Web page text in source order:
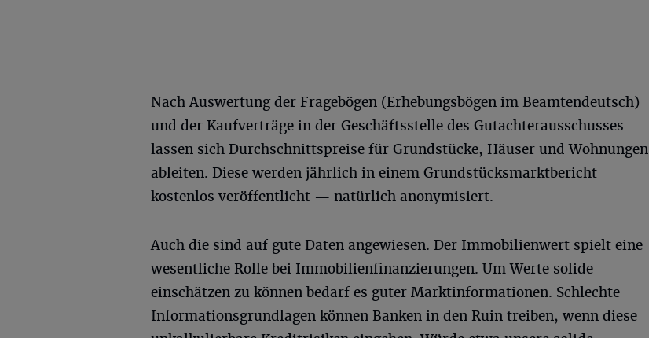
Nach Auswertung der Fragebögen (Erhebungsbögen im Beamtendeutsch)
und der Kaufverträge in der Geschäftsstelle des Gutachterausschusses
lassen sich Durchschnittspreise für Grundstücke, Häuser und Wohnungen
ableiten. Diese werden jährlich in einem Grundstücksmarktbericht
kostenlos veröffentlicht — natürlich anonymisiert.
Auch die sind auf gute Daten angewiesen. Der Immobilienwert spielt eine
wesentliche Rolle bei Immobilienfinanzierungen. Um Werte solide
einschätzen zu können bedarf es guter Marktinformationen. Schlechte
Informationsgrundlagen können Banken in den Ruin treiben, wenn diese